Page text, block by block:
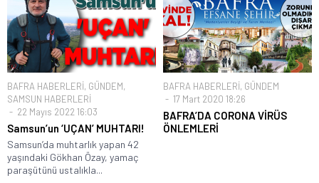
BAFRA HABERLERİ, GÜNDEM,
SAMSUN HABERLERİ
22 Mayıs 2022 16:03
Samsun’un ‘UÇAN’ MUHTARI!
Samsun’da muhtarlık yapan 42
yaşındaki Gökhan Özay, yamaç
paraşütünü ustalıkla...
BAFRA HABERLERİ, GÜNDEM
17 Mart 2020 18:26
BAFRA’DA CORONA VİRÜS
ÖNLEMLERİ